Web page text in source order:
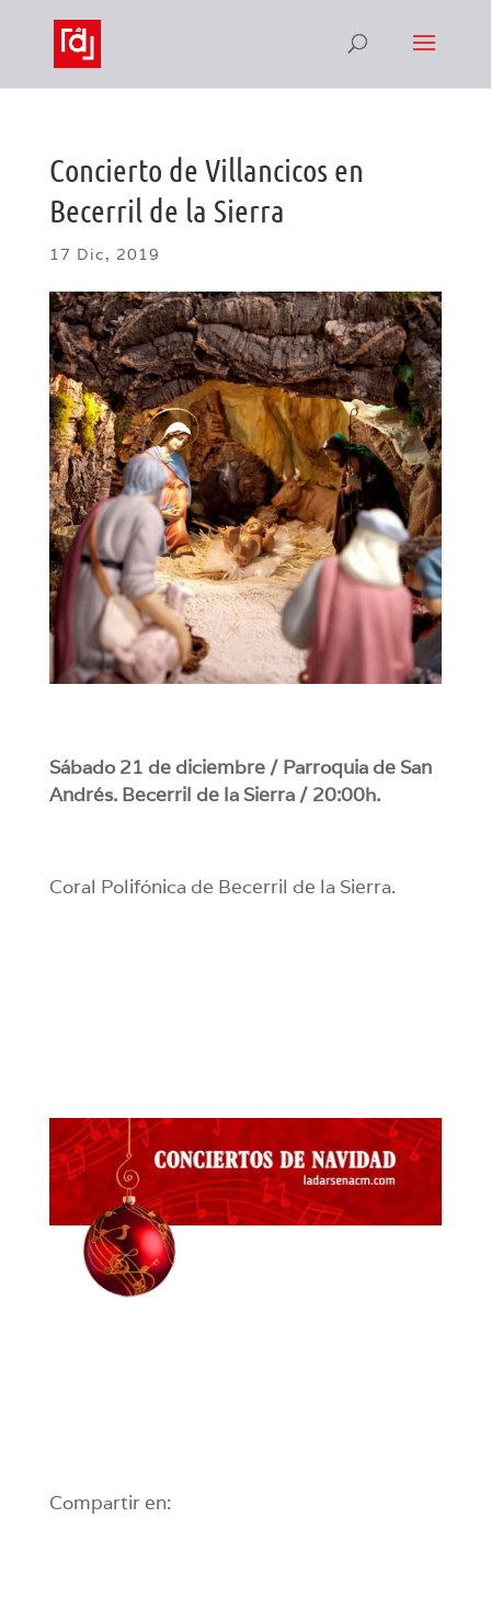
Concierto de Villancicos en
Becerril de la Sierra
17 Dic, 2019
Sábado 21 de diciembre / Parroquia de San
Andrés. Becerril de la Sierra / 20:00h.
Coral Polifónica de Becerril de la Sierra.
Compartir en: